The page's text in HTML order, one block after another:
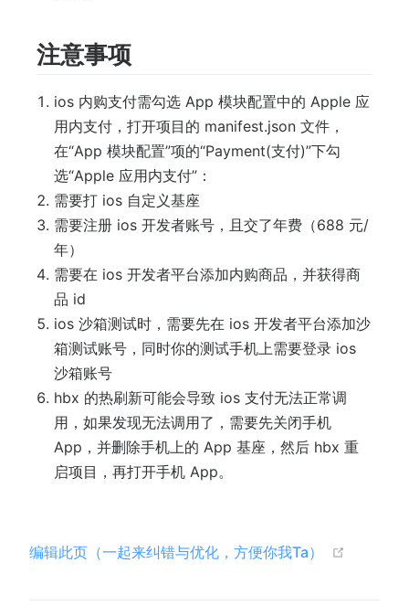
注意事项
ios 内购支付需勾选 App 模块配置中的 Apple 应
用内支付，打开项目的 manifest.json 文件，
在“App 模块配置”项的“Payment(支付)”下勾
选“Apple 应用内支付”：
需要打 ios 自定义基座
需要注册 ios 开发者账号，且交了年费（688 元/
年）
需要在 ios 开发者平台添加内购商品，并获得商
品 id
ios 沙箱测试时，需要先在 ios 开发者平台添加沙
箱测试账号，同时你的测试手机上需要登录 ios
沙箱账号
hbx 的热刷新可能会导致 ios 支付无法正常调
用，如果发现无法调用了，需要先关闭手机
App，并删除手机上的 App 基座，然后 hbx 重
启项目，再打开手机 App。
编辑此页（一起来纠错与优化，方便你我Ta）